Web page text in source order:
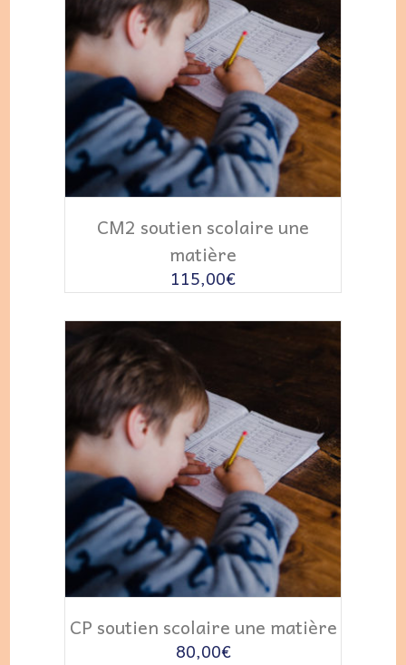
CM2 soutien scolaire une
matière
115,00€
CP soutien scolaire une matière
80,00€